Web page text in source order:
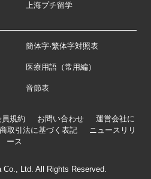
上海プチ留学
簡体字·繁体字対照表
医療用語（常用編）
音節表
員規約 お問い合わせ
運営会社に
取引法に基づく表記
ニュースリリ
ース
Co., Ltd. All Rights Reserved.